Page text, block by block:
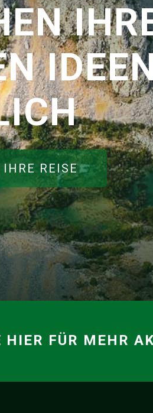
IHRE REISE
HIER FÜR MEHR